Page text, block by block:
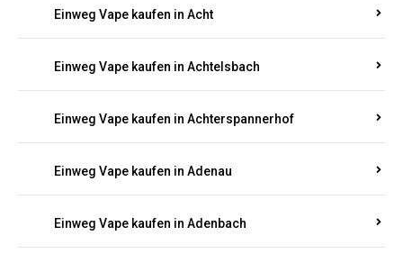
Einweg Vape kaufen in Acht
Einweg Vape kaufen in Achtelsbach
Einweg Vape kaufen in Achterspannerhof
Einweg Vape kaufen in Adenau
Einweg Vape kaufen in Adenbach